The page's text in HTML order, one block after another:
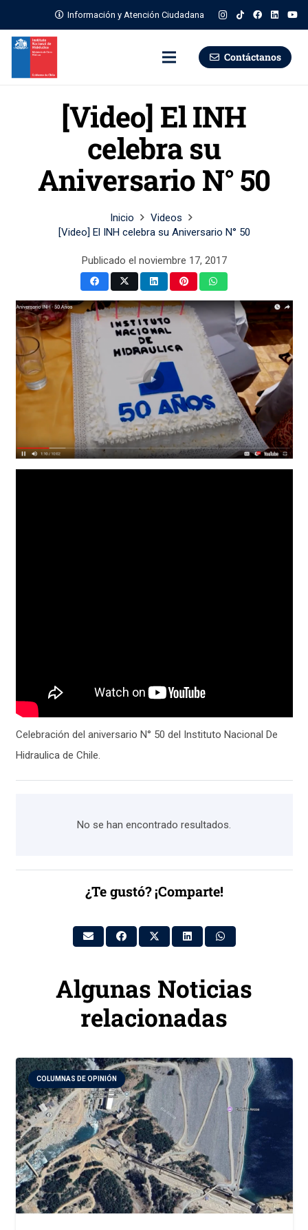
Información y Atención Ciudadana
Contáctanos
[Video] El INH
celebra su
Aniversario N° 50
Inicio
Videos
[Video] El INH celebra su Aniversario N° 50
Publicado el noviembre 17, 2017
Celebración del aniversario N° 50 del Instituto Nacional De
Hidraulica de Chile.
No se han encontrado resultados.
¿Te gustó? ¡Comparte!
Algunas Noticias
relacionadas
COLUMNAS DE OPINIÓN